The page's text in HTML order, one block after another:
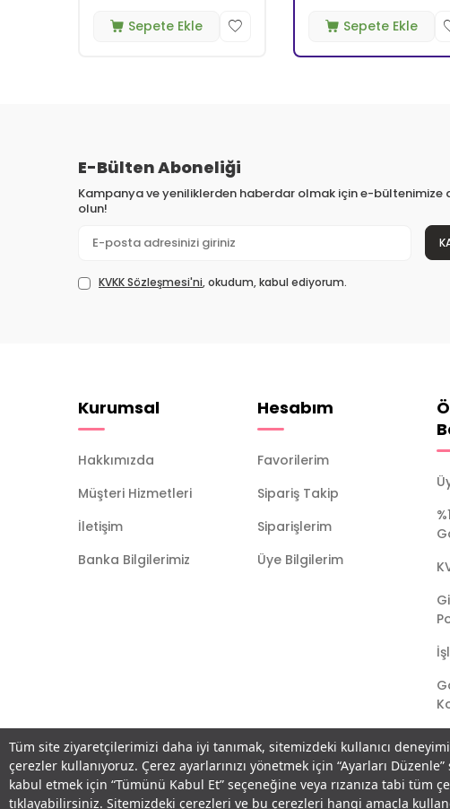
Tüm site ziyaretçilerimizi daha iyi tanımak, sitemizdeki kullanıcı
çerezler kullanıyoruz. Çerez ayarlarınızı yönetmek için “Ayarları
kabul etmek için “Tümünü Kabul Et” seçeneğine veya rızanıza tabi tüm
tıklayabilirsiniz. Sitemizdeki çerezleri ve bu çerezleri hangi amaçla
Sepete Ekle Sepete Ekle
E-Bülten Aboneliği
Kampanya ve yeniliklerden haberdar olmak için e-bültenimize
olun!
KVKK Sözleşmesi'ni, okudum, kabul ediyorum.
Kurumsal
Hakkımızda
Müşteri Hizmetleri
İletişim
Banka Bilgilerimiz
Hesabım
Favorilerim
Sipariş Takip
Siparişlerim
Üye Bilgilerim